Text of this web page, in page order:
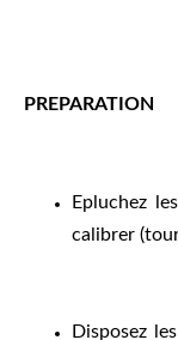
PREPARATION
Epluchez
calibrer
Disposez